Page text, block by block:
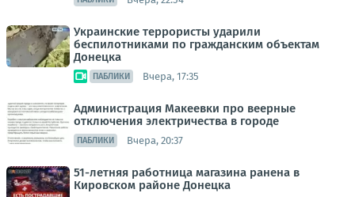
Украинские террористы ударили
беспилотниками по гражданским объектам
Донецка
ПАБЛИКИ Вчера, 17:35
Администрация Макеевки про веерные
отключения электричества в городе
ПАБЛИКИ Вчера, 20:37
51-летняя работница магазина ранена в
Кировском районе Донецка